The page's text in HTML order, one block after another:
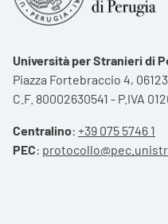
Università per Stranieri di
Piazza Fortebraccio 4,
C.F. 80002630541 - P.IVA
Centralino: +39 075 5746 1
PEC: